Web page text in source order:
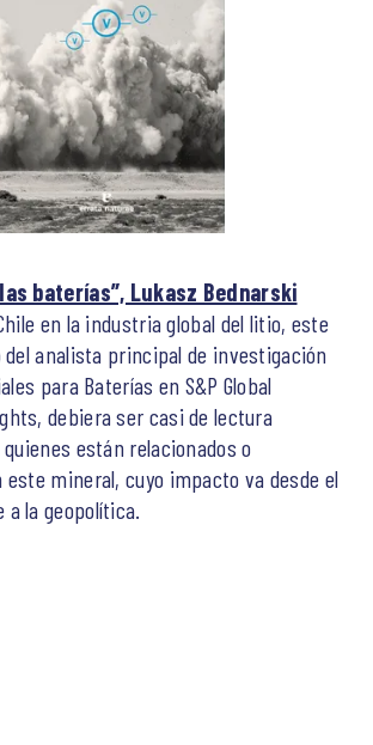
baterías”, Lukasz Bednarski
en la industria global del litio, este
analista principal de investigación
para Baterías en S&P Global
debiera ser casi de lectura
están relacionados o
mineral, cuyo impacto va desde el
la geopolítica.